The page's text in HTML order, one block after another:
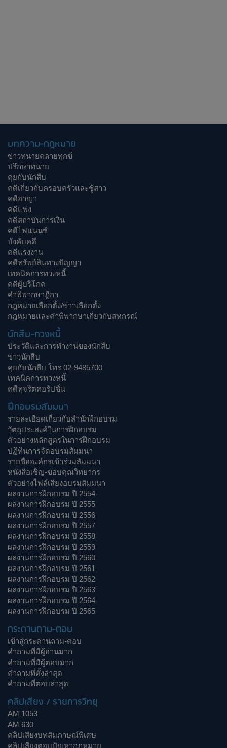
บทความ-กฎหมาย
ข่าวทนายคลายทุกข์
ปรึกษาทนาย
คุยกับนักสืบ
คดีเกี่ยวกับครอบครัวและชู้สาว
คดีอาญา
คดีแพ่ง
คดีสถาบันการเงิน
คดีไฟแนนซ์
บังคับคดี
คดีแรงงาน
คดีทรัพย์สินทางปัญญา
เทคนิคการทวงหนี้
คดีผู้บริโภค
คำพิพากษาฎีกา
กฎหมายเลือกตั้ง/ข่าวเลือกตั้ง
กฎหมายและคำพิพากษาเกี่ยวกับสหกรณ์
นักสืบ-ทวงหนี้
ประวัติและการทำงานของนักสืบ
ข่าวนักสืบ
คุยกับนักสืบ โทร 02-9485700
เทคนิคการทวงหนี้
คดีทุจริตคอรัปชั่น
ฝึกอบรมสัมมนา
รายละเอียดเกี่ยวกับสำนักฝึกอบรม
วัตถุประสงค์ในการฝึกอบรม
ตัวอย่างหลักสูตรในการฝึกอบรม
ปฏิทินการจัดอบรมสัมมนา
รายชื่อองค์กรเข้าร่วมสัมมนา
หนังสือเชิญ-ขอบคุณวิทยากร
ตัวอย่างไฟล์เสียงอบรมสัมมนา
ผลงานการฝึกอบรม ปี 2554
ผลงานการฝึกอบรม ปี 2555
ผลงานการฝึกอบรม ปี 2556
ผลงานการฝึกอบรม ปี 2557
ผลงานการฝึกอบรม ปี 2558
ผลงานการฝึกอบรม ปี 2559
ผลงานการฝึกอบรม ปี 2560
ผลงานการฝึกอบรม ปี 2561
ผลงานการฝึกอบรม ปี 2562
ผลงานการฝึกอบรม ปี 2563
ผลงานการฝึกอบรม ปี 2564
ผลงานการฝึกอบรม ปี 2565
กระดานถาม-ตอบ
เข้าสู่กระดานถาม-ตอบ
คำถามที่มีผู้อ่านมาก
คำถามที่มีผู้ตอบมาก
คำถามที่ตั้งล่าสุด
คำถามที่ตอบล่าสุด
คลิปเสียง / รายการวิทยุ
AM 1053
AM 630
คลิปเสียงบทสัมภาษณ์พิเศษ
คลิปเสียงตอบปัญหากฎหมาย